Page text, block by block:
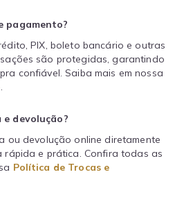
pagamento?
PIX, boleto bancário e outras
são protegidas, garantindo
confiável. Saiba mais em nossa
.
devolução?
ou devolução online diretamente
rápida e prática. Confira todas as
Política de Trocas e